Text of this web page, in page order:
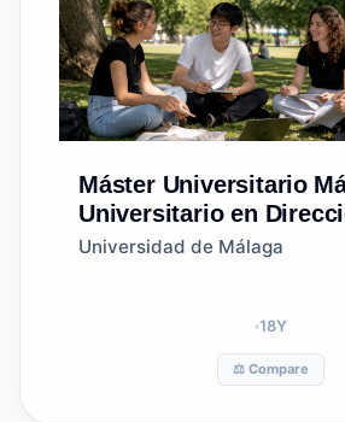
Máster Universitario
Universitario en
Planificación del
Universidad de Málaga
18Y
⚖️ Compare